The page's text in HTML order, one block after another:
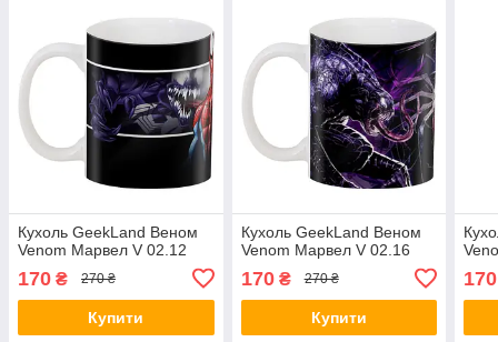
Кухоль GeekLand Веном
Venom Марвел V 02.12
170 ₴ 270 ₴
Купити
Кухоль GeekLand Веном
Venom Марвел V 02.16
170₴ 270 ₴
Купити
170